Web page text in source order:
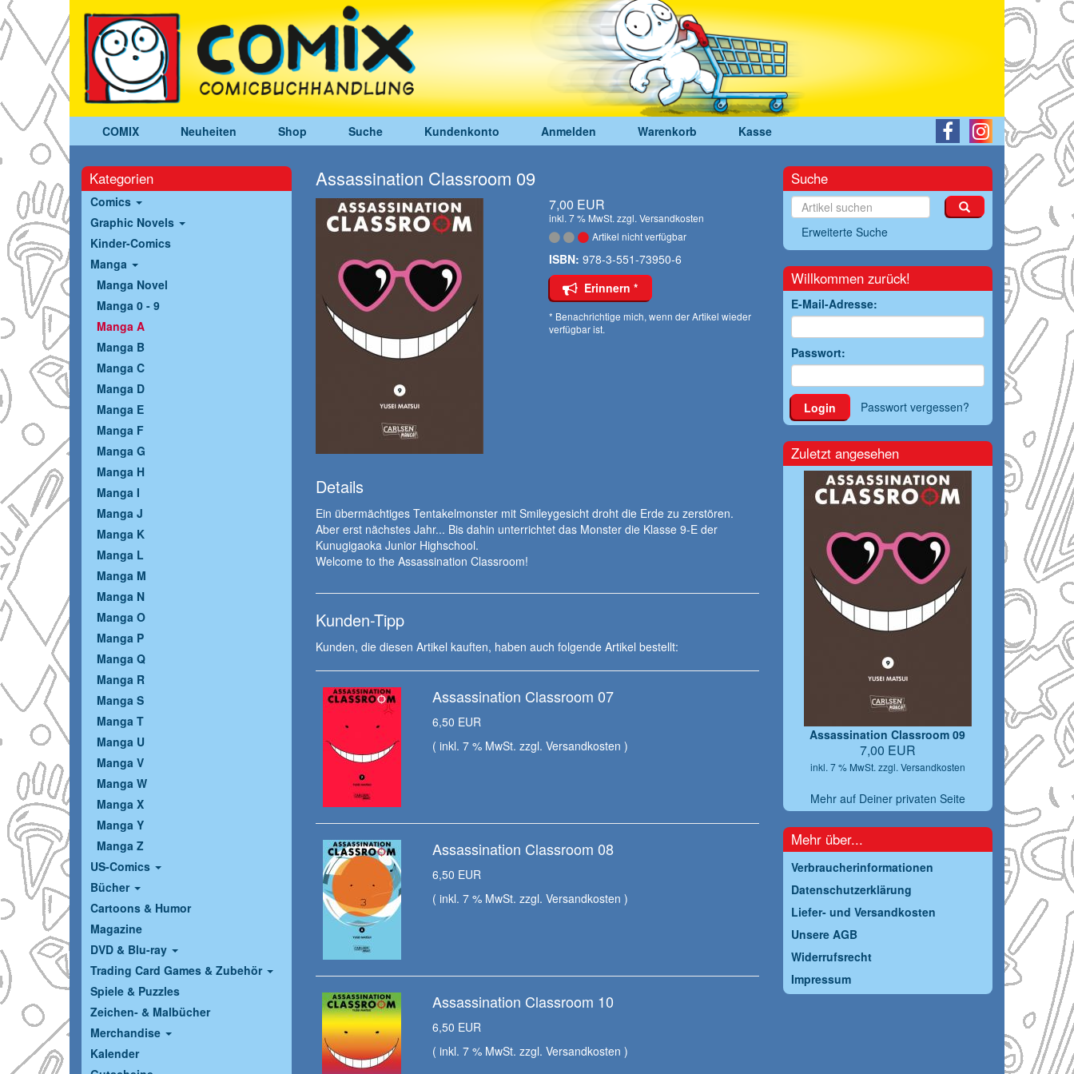
COMIX Neuheiten Shop Suche Kundenkonto Anmelden Warenkorb Kasse
Kategorien
Comics
Graphic Novels
Kinder-Comics
Manga
Manga Novel
Manga 0 - 9
Manga A
Manga B
Manga C
Manga D
Manga E
Manga F
Manga G
Manga H
Manga I
Manga J
Manga K
Manga L
Manga M
Manga N
Manga O
Manga P
Manga Q
Manga R
Manga S
Manga T
Manga U
Manga V
Manga W
Manga X
Manga Y
Manga Z
US-Comics
Bücher
Cartoons & Humor
Magazine
DVD & Blu-ray
Trading Card Games & Zubehör
Spiele & Puzzles
Zeichen- & Malbücher
Merchandise
Kalender
Assassination Classroom 09
7,00 EUR
inkl. 7 % MwSt. zzgl. Versandkosten
Artikel nicht verfügbar
ISBN: 978-3-551-73950-6
Erinnern *
* Benachrichtige mich, wenn der Artikel wieder
verfügbar ist.
Details
Ein übermächtiges Tentakelmonster mit Smileygesicht droht die Erde zu zerstören.
Aber erst nächstes Jahr... Bis dahin unterrichtet das Monster die Klasse 9-E der
Kunugigaoka Junior Highschool.
Welcome to the Assassination Classroom!
Kunden-Tipp
Kunden, die diesen Artikel kauften, haben auch folgende Artikel bestellt:
Assassination Classroom 07
6,50 EUR
( inkl. 7 % MwSt. zzgl. Versandkosten )
Assassination Classroom 08
6,50 EUR
( inkl. 7 % MwSt. zzgl. Versandkosten )
Assassination Classroom 10
6,50 EUR
( inkl. 7 % MwSt. zzgl. Versandkosten )
Suche
Erweiterte Suche
Willkommen zurück!
E-Mail-Adresse:
Passwort:
Login Passwort vergessen?
Zuletzt angesehen
Assassination Classroom 09
7,00 EUR
inkl. 7 % MwSt. zzgl. Versandkosten
Mehr auf Deiner privaten Seite
Mehr über...
Verbraucherinformationen
Datenschutzerklärung
Liefer- und Versandkosten
Unsere AGB
Widerrufsrecht
Impressum